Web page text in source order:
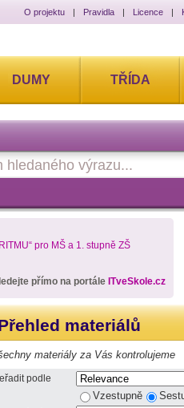
O projektu | Pravidla | Licence |
DUMY TŘÍDA
pro MŠ a 1. stupně ZŠ
přímo na portále ITveSkole.cz
materiálů
materiály za Vás kontrolujeme
podle
Vzestupně